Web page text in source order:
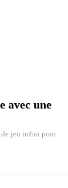
avec une
de jeu infini pour